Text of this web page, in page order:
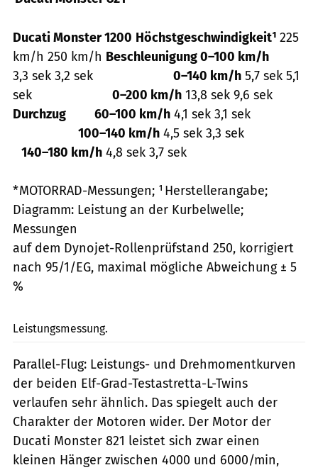
Ducati Monster 1200 Höchstgeschwindigkeit¹ 225
km/h 250 km/h Beschleunigung 0–100 km/h
3,3 sek 3,2 sek
0–140 km/h 5,7 sek 5,1
sek
0–200 km/h 13,8 sek 9,6 sek
Durchzug 60–100 km/h 4,1 sek 3,1 sek
100–140 km/h 4,5 sek 3,3 sek
140–180 km/h 4,8 sek 3,7 sek
* MOTORRAD-Messungen; ¹ Herstellerangabe;
Diagramm: Leistung an der Kurbelwelle;
Messungen
auf dem Dynojet-Rollenprüfstand 250, korrigiert
nach 95/1/EG, maximal mögliche Abweichung ± 5
%
Leistungsmessung.
Parallel-Flug: Leistungs- und Drehmomentkurven
der beiden Elf-Grad-Testastretta-L-Twins
verlaufen sehr ähnlich. Das spiegelt auch der
Charakter der Motoren wider. Der Motor der
Ducati Monster 821 leistet sich zwar einen
kleinen Hänger zwischen 4000 und 6000/min,